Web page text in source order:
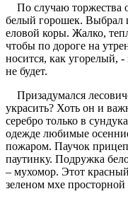
По случаю торжества
белый горошек. Выбрал
еловой коры. Жалко,
чтобы по дороге на
носится, как угорелый,
не будет.
Призадумался
украсить? Хоть он и
серебро только в
одежде любимые
пожаром. Паучок
паутинку. Подружка
– мухомор. Этот
зеленом мхе